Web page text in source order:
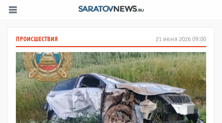
21 июня 2026 09:00
ПРОИСШЕСТВИЯ